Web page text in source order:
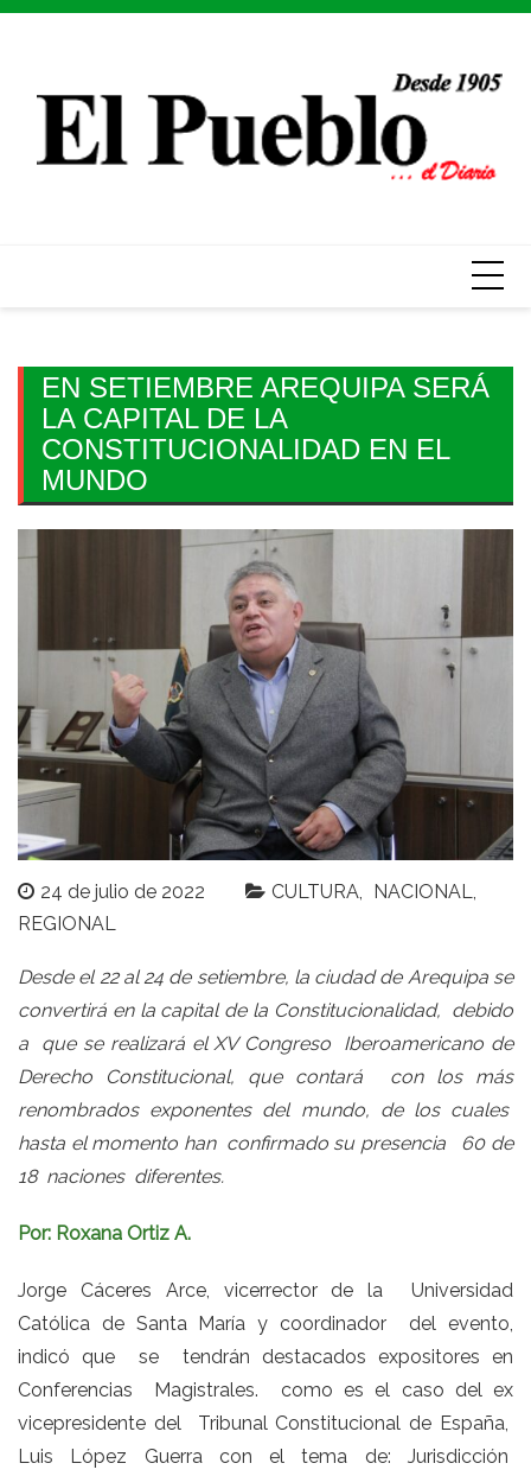
Skip
EN SETIEMBRE AREQUIPA SERÁ
LA CAPITAL DE LA
CONSTITUCIONALIDAD EN EL
MUNDO
24 de julio de 2022 CULTURA
NACIONAL
REGIONAL
Desde el 22 al 24 de setiembre, la ciudad de Arequipa se
convertirá en la capital de la Constitucionalidad, debido
a que se realizará el XV Congreso Iberoamericano de
Derecho Constitucional, que contará con los más
renombrados exponentes del mundo, de los cuales
hasta el momento han confirmado su presencia 60 de
18 naciones diferentes.
Por: Roxana Ortiz A.
Jorge Cáceres Arce, vicerrector de la Universidad
Católica de Santa María y coordinador del evento,
indicó que se tendrán destacados expositores en
Conferencias Magistrales. como es el caso del ex
vicepresidente del Tribunal Constitucional de España,
Luis López Guerra con el tema de: Jurisdicción